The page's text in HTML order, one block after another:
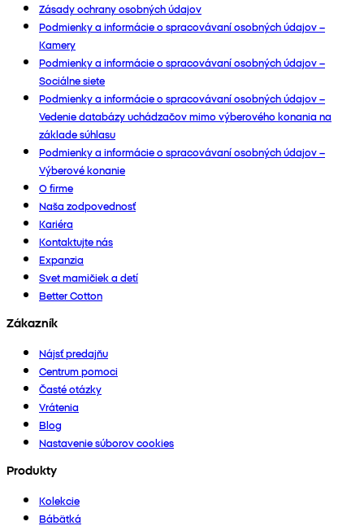
Zásady ochrany osobných údajov
Podmienky a informácie o spracovávaní osobných údajov –
Kamery
Podmienky a informácie o spracovávaní osobných údajov –
Sociálne siete
Podmienky a informácie o spracovávaní osobných údajov –
Vedenie databázy uchádzačov mimo výberového konania na
základe súhlasu
Podmienky a informácie o spracovávaní osobných údajov –
Výberové konanie
O firme
Naša zodpovednosť
Kariéra
Kontaktujte nás
Expanzia
Svet mamičiek a detí
Better Cotton
Zákazník
Nájsť predajňu
Centrum pomoci
Časté otázky
Vrátenia
Blog
Nastavenie súborov cookies
Produkty
Kolekcie
Bábätká